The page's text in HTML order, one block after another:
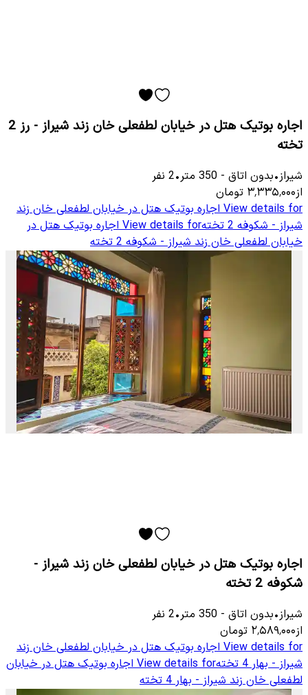
اجاره بوتیک هتل در خیابان لطفعلی خان زند شیراز - رز 2
تخته
شیراز•بدون اتاق -
350 متر•
2 نفر
از۳٬۳۳۵٬۰۰۰ تومان
View details for اجاره بوتیک هتل در خیابان لطفعلی خان زند
شیراز - شکوفه 2 تخته
View details for اجاره بوتیک هتل در
خیابان لطفعلی خان زند شیراز - شکوفه 2 تخته
اجاره بوتیک هتل در خیابان لطفعلی خان زند شیراز -
شکوفه 2 تخته
شیراز•بدون اتاق -
350 متر•
2 نفر
از۲٬۵۸۹٬۰۰۰ تومان
View details for اجاره بوتیک هتل در خیابان لطفعلی خان زند
شیراز - بهار 4 تخته
View details for اجاره بوتیک هتل در خیابان
لطفعلی خان زند شیراز - بهار 4 تخته